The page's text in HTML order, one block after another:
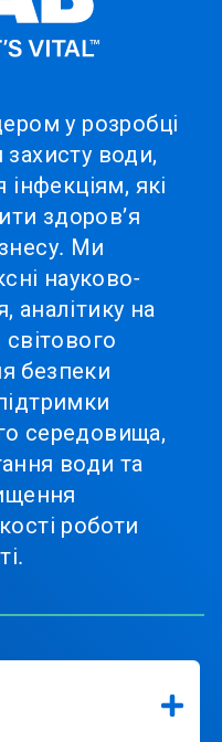
у розробці
води,
інфекціям, які
здоров’я
Ми
науково-
аналітику на
світового
безпеки
середовища,
води та
роботи